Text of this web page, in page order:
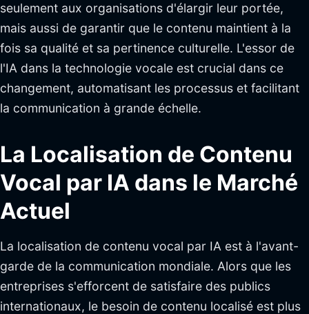
seulement aux organisations d'élargir leur portée,
mais aussi de garantir que le contenu maintient à la
fois sa qualité et sa pertinence culturelle. L'essor de
l'IA dans la technologie vocale est crucial dans ce
changement, automatisant les processus et facilitant
la communication à grande échelle.
La Localisation de Contenu
Vocal par IA dans le Marché
Actuel
La localisation de contenu vocal par IA est à l'avant-
garde de la communication mondiale. Alors que les
entreprises s'efforcent de satisfaire des publics
internationaux, le besoin de contenu localisé est plus